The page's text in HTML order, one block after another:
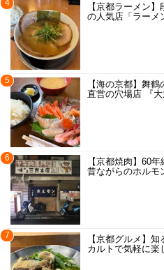
4
【京都ラーメン
の人気店「ラーメ
5
【海の京都】舞
直営の穴場店 『大
6
【京都焼肉】60
昔ながらのホルモ
7
【京都グルメ】
カルトで気軽に楽